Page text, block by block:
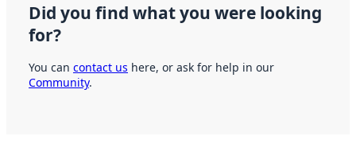
Did you find what you were looking
for?
You can contact us here, or ask for help in our
Community.